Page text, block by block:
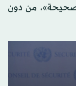
صحيحة»، من دون